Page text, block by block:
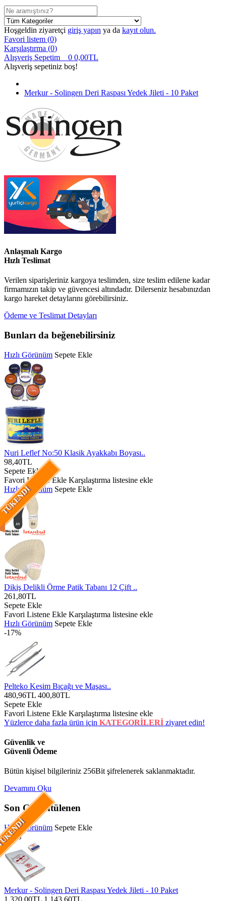
Hoşgeldin ziyaretçi giriş yapın ya da kayıt olun.
Favori listem (0)
Karşılaştırma (0)
Alışveriş Sepetim
0 0,00TL
Alışveriş sepetiniz boş!
Merkur - Solingen Deri Raspası Yedek Jileti - 10 Paket
Anlaşmalı Kargo
Hızlı Teslimat
Verilen siparişleriniz kargoya teslimden, size teslim edilene kadar
firmamızın takip ve güvencesi altındadır. Dilerseniz hesabınızdan
kargo hareket detaylarını görebilirsiniz.
Ödeme ve Teslimat Detayları
Bunları da beğenebilirsiniz
Hızlı Görünüm Sepete Ekle
Nuri Leflef No:50 Klasik Ayakkabı Boyası..
98,40TL
Sepete Ekle
Favori Listene Ekle Karşılaştırma listesine ekle
TÜKENDI
Hızlı Görünüm Sepete Ekle
Dikiş Delikli Örme Patik Tabanı 12 Çift ..
261,80TL
Sepete Ekle
Favori Listene Ekle Karşılaştırma listesine ekle
Hızlı Görünüm Sepete Ekle
-17%
Pelteko Kesim Bıçağı ve Maşası..
480,96TL 400,80TL
Sepete Ekle
Favori Listene Ekle Karşılaştırma listesine ekle
Yüzlerce daha fazla ürün için KATEGORİLERİ ziyaret edin!
Güvenlik ve
Güvenli Ödeme
Bütün kişisel bilgileriniz 256Bit şifrelenerek saklanmaktadır.
Devamını Oku
Son Görüntülenen
Hızlı Görünüm Sepete Ekle
-13%
Merkur - Solingen Deri Raspası Yedek Jileti - 10 Paket
1.320,00TL 1.143,60TL